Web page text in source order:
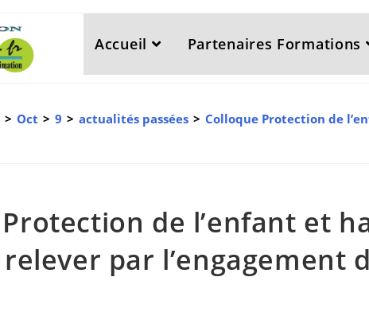
Accueil Partenaires Formations
> Oct > 9 > actualités passées > Colloque Protection de
de l’enfant et
par l’engagement